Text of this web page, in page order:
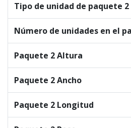
Tipo de unidad de paquete 2
Número de unidades en el
Paquete 2 Altura
Paquete 2 Ancho
Paquete 2 Longitud